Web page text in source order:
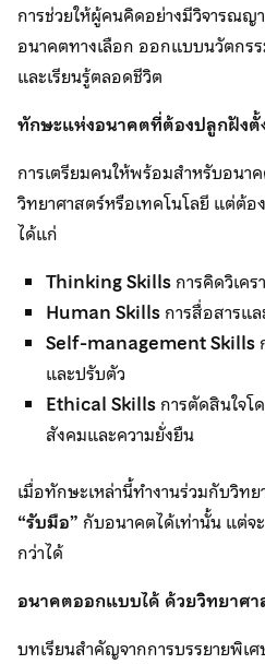
การช่วยให้ผู้คนคิดอย่างมีวิจารณญ
อนาคตทางเลือก ออกแบบนวัตกร
และเรียนรู้ตลอดชีวิต
ทักษะแห่งอนาคตที่ต้องปลูกฝัง
การเตรียมคนให้พร้อมสำหรับอนา
วิทยาศาสตร์หรือเทคโนโลยี แต่ต้
ได้แก่
Thinking Skillsการคิดวิเคร
Human Skillsการสื่อสารแ
Self-management Skills
และปรับตัว
Ethical Skillsการตัดสินใจโ
สังคมและความยั่งยืน
เมื่อทักษะเหล่านี้ทำงานร่วมกับวิทย
“รับมือ” กับอนาคตได้เท่านั้น แต่จ
กว่าได้
อนาคตออกแบบได้ ด้วยวิทยาศา
บทเรียนสำคัญจากการบรรยายพิเ